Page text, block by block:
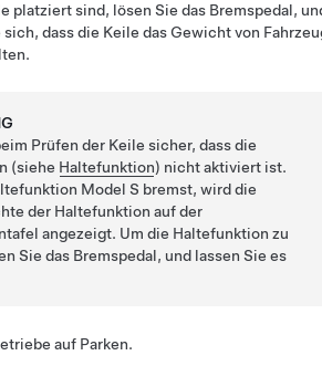
platziert sind, lösen Sie das Bremspedal,
dass die Keile das Gewicht von
Prüfen der Keile sicher, dass die
(siehe Haltefunktion) nicht aktiviert ist.
Model S bremst, wird die
der Haltefunktion auf der
angezeigt. Um die Haltefunktion zu
Sie das Bremspedal, und lassen Sie es
auf Parken.